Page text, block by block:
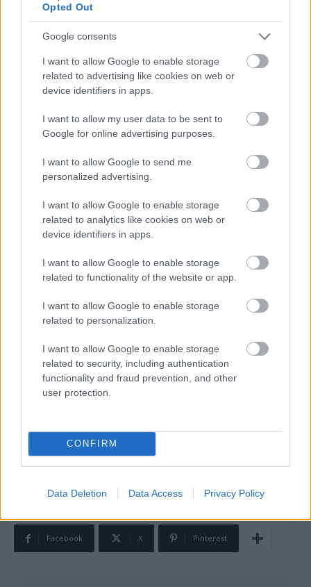
Opted Out
Google consents
I want to allow Google to enable storage
related to advertising like cookies on web or
device identifiers in apps.
I want to allow my user data to be sent to
Google for online advertising purposes.
I want to allow Google to send me
personalized advertising.
I want to allow Google to enable storage
related to analytics like cookies on web or
device identifiers in apps.
I want to allow Google to enable storage
related to functionality of the website or app.
I want to allow Google to enable storage
related to personalization.
I want to allow Google to enable storage
related to security, including authentication
functionality and fraud prevention, and other
user protection.
CONFIRM
Data Deletion Data Access Privacy Policy
A csapat és a vendégeink nagy örömére egy másik
legenda, Bodony Béla is visszatért hozzánk, aki megint
több kiló húsból és palacsintából készített diétás ebédet,
én csak egy szelet húst mertem enni, mert hátra volt még
Mindent egybevetve, jól kezdődött a szezon, egy
kifejezetten jó rendezvényen vettünk részt. Sokan
indultak historicban, de van még hely, mindenkinek csak
szeretnének jó hangulatban versenyezni.“
Facebook X Pinterest